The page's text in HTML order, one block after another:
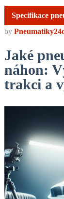
Specifikace
by
Jaké
náhon:
trakci a